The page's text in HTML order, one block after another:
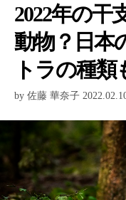
2022年の干
動物？日本
トラの種類
by 佐藤 華奈子